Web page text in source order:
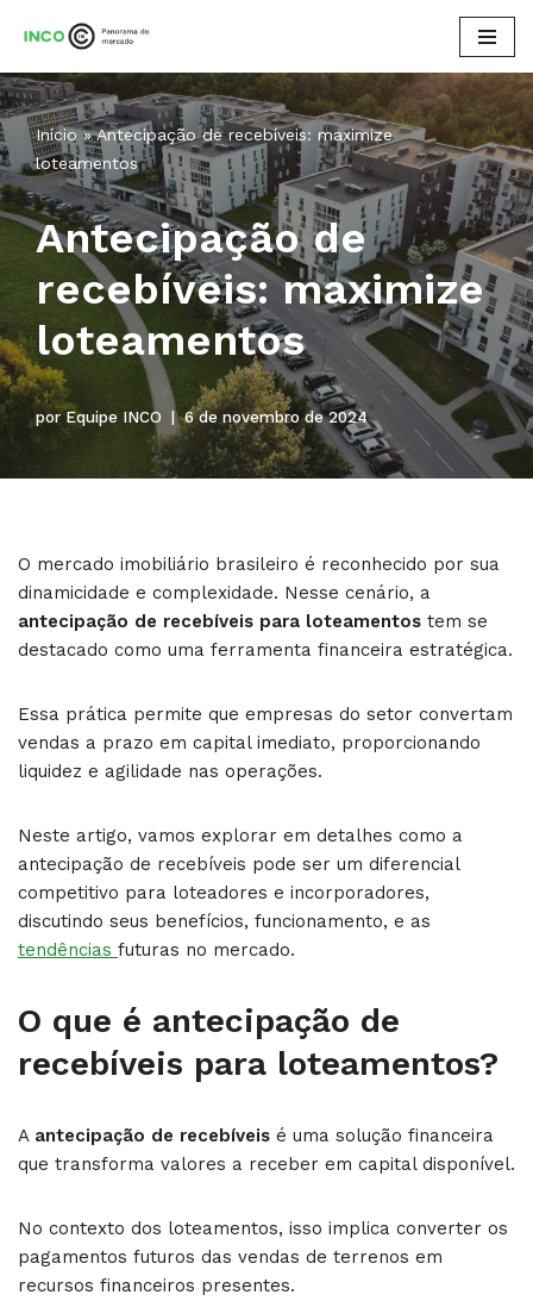
para
o
conteúdo
Início»Antecipação de recebíveis: maximize
loteamentos
Antecipação de
recebíveis: maximize
loteamentos
porEquipe INCO 6 de novembro de 2024
O mercado imobiliário brasileiro é reconhecido por sua
dinamicidade e complexidade. Nesse cenário, a
antecipação de recebíveis para loteamentos tem se
destacado como uma ferramenta financeira estratégica.
Essa prática permite que empresas do setor convertam
vendas a prazo em capital imediato, proporcionando
liquidez e agilidade nas operações.
Neste artigo, vamos explorar em detalhes como a
antecipação de recebíveis pode ser um diferencial
competitivo para loteadores e incorporadores,
discutindo seus benefícios, funcionamento, e as
tendências futuras no mercado.
O que é antecipação de
recebíveis para loteamentos?
A antecipação de recebíveis é uma solução financeira
que transforma valores a receber em capital disponível.
No contexto dos loteamentos, isso implica converter os
pagamentos futuros das vendas de terrenos em
recursos financeiros presentes.